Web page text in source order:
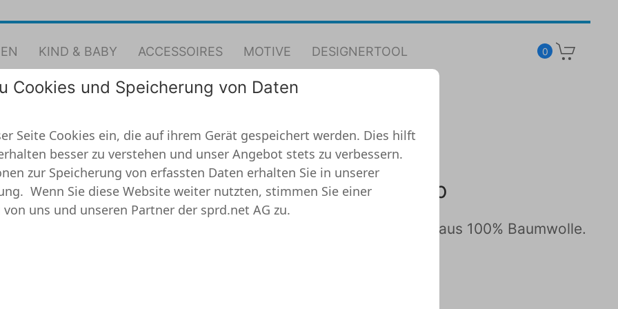
KIND & BABY ACCESSOIRES MOTIVE DESIGNERTOOL 0
Top
Männer Premium Tank Top
Sportliches Tank Top in Spitzenqualität aus 100% Baumwolle.
Cookies und Speicherung von Daten
Seite Cookies ein, die auf ihrem Gerät gespeichert werden. Dies hilft
besser zu verstehen und unser Angebot stets zu verbessern.
zur Speicherung von erfassten Daten erhalten Sie in unserer
Wenn Sie diese Website weiter nutzten, stimmen Sie einer
uns und unseren Partner der sprd.net AG zu.